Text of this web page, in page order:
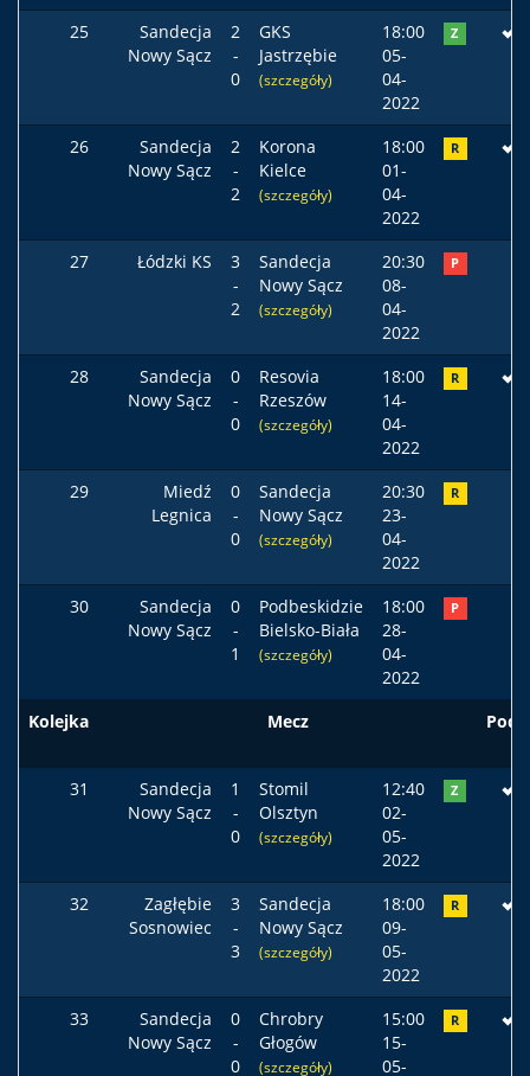
25
Sandecja
Nowy Sącz
2
-
0
GKS
Jastrzębie
(szczegóły)
18:00
05-
04-
2022
Z
26
Sandecja
Nowy Sącz
2
-
2
Korona
Kielce
(szczegóły)
18:00
01-
04-
2022
R
27 Łódzki KS
3
-
2
Sandecja
Nowy Sącz
(szczegóły)
20:30
08-
04-
2022
P
28
Sandecja
Nowy Sącz
0
-
0
Resovia
Rzeszów
(szczegóły)
18:00
14-
04-
2022
R
29
Miedź
Legnica
0
-
0
Sandecja
Nowy Sącz
(szczegóły)
20:30
23-
04-
2022
R
30
Sandecja
Nowy Sącz
0
-
1
Podbeskidzie
Bielsko-Biała
(szczegóły)
18:00
28-
04-
2022
P
Kolejka Mecz
31
Sandecja
Nowy Sącz
1
-
0
Stomil
Olsztyn
(szczegóły)
12:40
02-
05-
2022
Z
32
Zagłębie
Sosnowiec
3
-
3
Sandecja
Nowy Sącz
(szczegóły)
18:00
09-
05-
2022
R
33
Sandecja
Nowy Sącz
0
-
0
Chrobry
Głogów
(szczegóły)
15:00
15-
05-
R